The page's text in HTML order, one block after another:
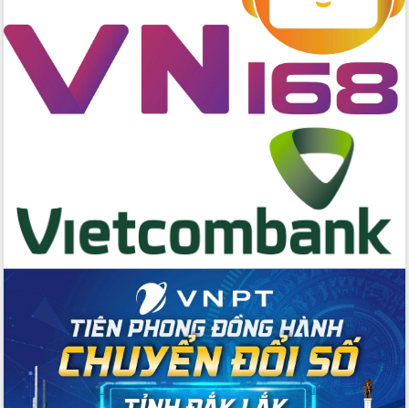
Phát huy vai trò của người có uy tín
trong phòng chống tảo hôn và hôn
nhân cận huyết thống
Nông sản Tây Nguyên thu hút doanh
nghiệp nước ngoài
giao kỹ thuật y tế, định hướng phát
triển chuyên sâu đến 2030
Chuyển đổi số mở ra không gian phát
triển trong lĩnh vực văn hóa, du lịch
Công bố quyết định của Ban Thường
vụ Tỉnh ủy về công tác cán bộ.
Thủ tướng Phạm Minh Chính: Khẩn
trương tái thiết cuộc sống người dân
sau thiên tai
Tập trung nâng cao chất lượng, tổ